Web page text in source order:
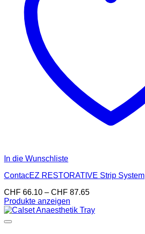
In die Wunschliste
ContacEZ RESTORATIVE Strip System
CHF 66.10 – CHF 87.65Preisspanne:
bis
Produkte anzeigen